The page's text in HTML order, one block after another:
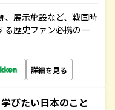
、展示施設など、戦国時
る歴史ファン必携の一
詳細を見る
びたい日本のこと